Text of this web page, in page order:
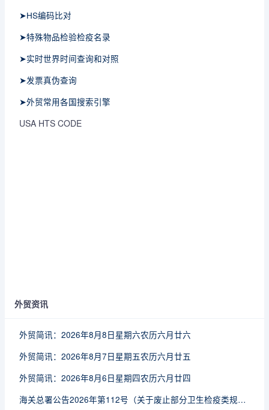
➤HS编码比对
➤特殊物品检验检疫名录
➤实时世界时间查询和对照
➤发票真伪查询
➤外贸常用各国搜索引擎
USA HTS CODE
外贸资讯
外贸简讯：2026年8月8日星期六农历六月廿六
外贸简讯：2026年8月7日星期五农历六月廿五
外贸简讯：2026年8月6日星期四农历六月廿四
海关总署公告2026年第112号（关于废止部分卫生检疫类规范性文件的公告）